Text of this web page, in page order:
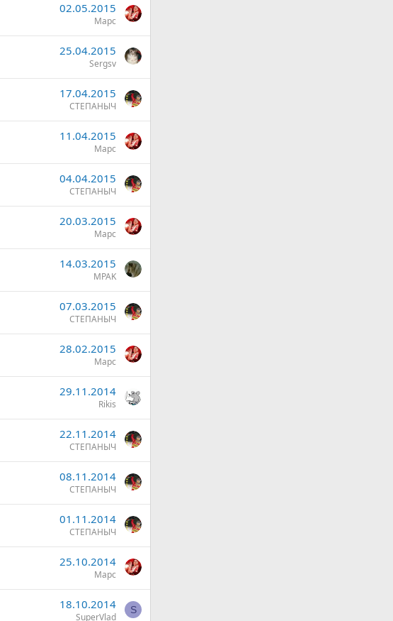
02.05.2015
Марс
25.04.2015
Sergsv
17.04.2015
СТЕПАНЫЧ
11.04.2015
Марс
04.04.2015
СТЕПАНЫЧ
20.03.2015
Марс
14.03.2015
MPAK
07.03.2015
СТЕПАНЫЧ
28.02.2015
Марс
29.11.2014
Rikis
22.11.2014
СТЕПАНЫЧ
08.11.2014
СТЕПАНЫЧ
01.11.2014
СТЕПАНЫЧ
25.10.2014
Марс
18.10.2014
SuperVlad
S